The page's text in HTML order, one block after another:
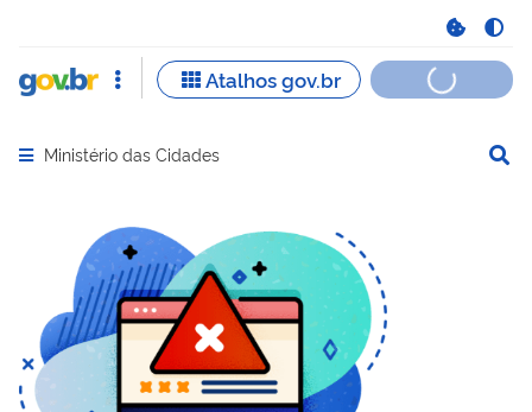
Abrir menu principal de navegação
Ministério das Cidades